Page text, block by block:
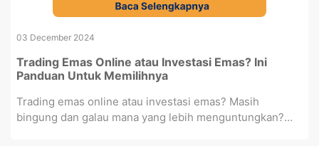
03 December 2024
Trading Emas Online atau Investasi Emas? Ini
Panduan Untuk Memilihnya
Trading emas online atau investasi emas? Masih
bingung dan galau mana yang lebih menguntungkan?...